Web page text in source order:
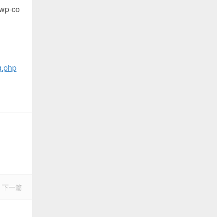
co
下一篇